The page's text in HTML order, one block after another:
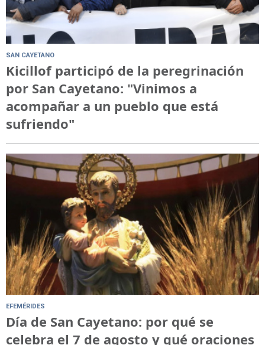
SAN CAYETANO
Kicillof participó de la peregrinación
por San Cayetano: "Vinimos a
acompañar a un pueblo que está
sufriendo"
EFEMÉRIDES
Día de San Cayetano: por qué se
celebra el 7 de agosto y qué oraciones